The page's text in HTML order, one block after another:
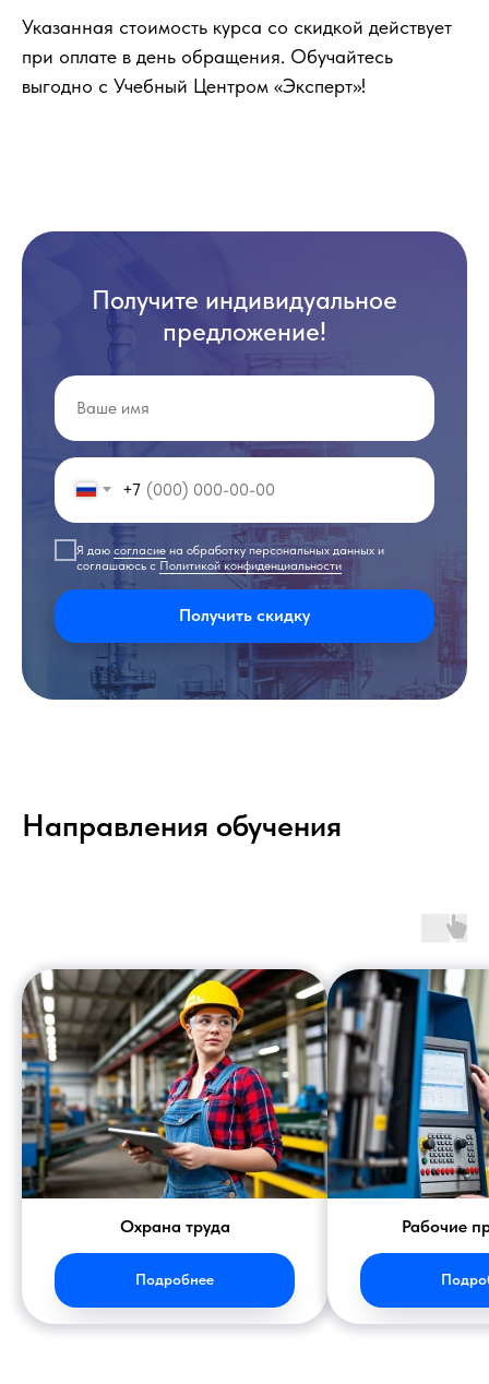
Указанная стоимость курса со скидкой действует
при оплате в день обращения. Обучайтесь
выгодно с Учебный Центром «Эксперт»!
Получите индивидуальное
предложение!
+7
Я даю согласие на обработку персональных данных и
соглашаюсь с Политикой конфиденциальности
Получить скидку
Направления обучения
Охрана труда
Подробнее
Рабочие